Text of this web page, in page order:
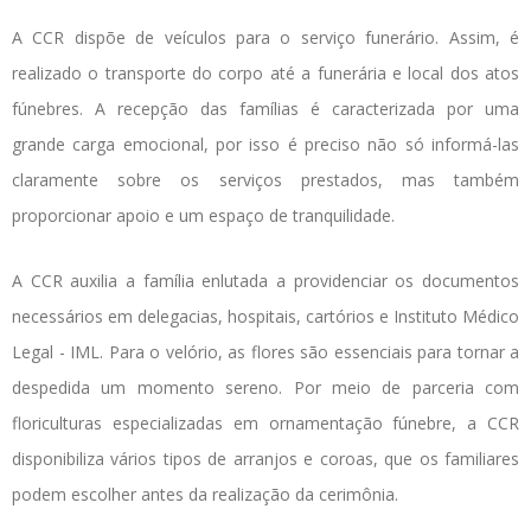
A CCR dispõe de veículos para o serviço funerário. Assim, é
realizado o transporte do corpo até a funerária e local dos atos
fúnebres. A recepção das famílias é caracterizada por uma
grande carga emocional, por isso é preciso não só informá-las
claramente sobre os serviços prestados, mas também
proporcionar apoio e um espaço de tranquilidade.
A CCR auxilia a família enlutada a providenciar os documentos
necessários em delegacias, hospitais, cartórios e Instituto Médico
Legal - IML. Para o velório, as flores são essenciais para tornar a
despedida um momento sereno. Por meio de parceria com
floriculturas especializadas em ornamentação fúnebre, a CCR
disponibiliza vários tipos de arranjos e coroas, que os familiares
podem escolher antes da realização da cerimônia.